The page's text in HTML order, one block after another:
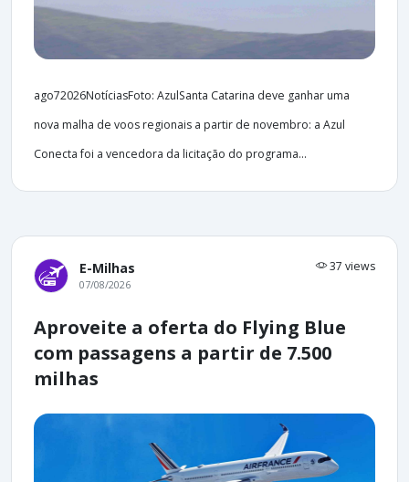
ago72026NotíciasFoto: AzulSanta Catarina deve ganhar uma
nova malha de voos regionais a partir de novembro: a Azul
Conecta foi a vencedora da licitação do programa...
E-Milhas 37 views
07/08/2026
Aproveite a oferta do Flying Blue
com passagens a partir de 7.500
milhas